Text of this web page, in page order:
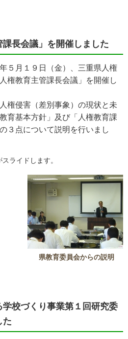
課長会議」を開催しました
５月１９日（金）、三重県人権
権教育主管課長会議」を開催し
権侵害（差別事象）の現状と未
育基本方針」及び「人権教育課
３点について説明を行いまし
ライドします。
県教育委員会からの説明
学校づくり事業第１回研究委
た